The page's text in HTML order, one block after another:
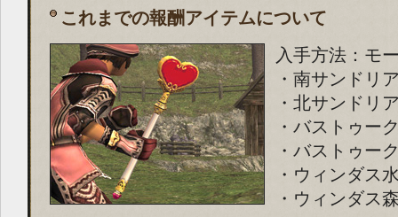
これまでの報酬アイテムについて
入手方法：モ
・南サンドリ
・北サンドリ
・バストゥー
・バストゥー
・ウィンダス
・ウィンダス